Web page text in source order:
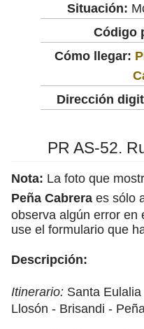
Situación:
Código
Cómo llegar:
Dirección
PR AS-52.
Nota: La foto que
Peña Cabrera es sólo
observa algún error en
use el formulario que
Descripción:
Itinerario: Santa
Llosón - Brisandi -